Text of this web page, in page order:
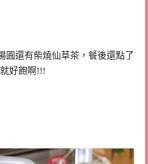
圓還有柴燒仙草茶，餐後還點了
好飽啊!!!